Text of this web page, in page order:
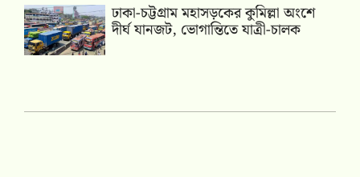
ঢাকা-চট্টগ্রাম মহাসড়কের কুমিল্লা অংশে
দীর্ঘ যানজট, ভোগান্তিতে যাত্রী-চালক